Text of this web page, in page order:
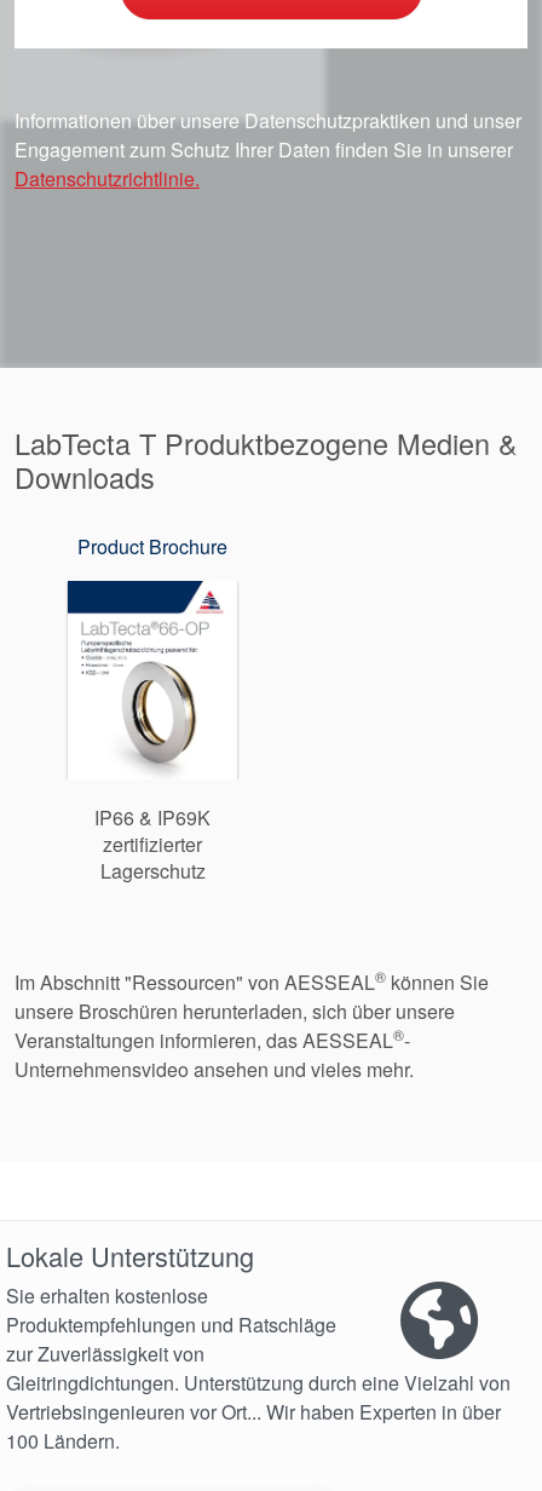
Informationen über unsere Datenschutzpraktiken und unser
Engagement zum Schutz Ihrer Daten finden Sie in unserer
Datenschutzrichtlinie.
LabTecta T Produktbezogene Medien &
Downloads
Product Brochure
IP66 & IP69K
zertifizierter
Lagerschutz
Im Abschnitt "Ressourcen" von AESSEAL® können Sie
unsere Broschüren herunterladen, sich über unsere
Veranstaltungen informieren, das AESSEAL®-
Unternehmensvideo ansehen und vieles mehr.
Lokale Unterstützung
Sie erhalten kostenlose
Produktempfehlungen und Ratschläge
zur Zuverlässigkeit von
Gleitringdichtungen. Unterstützung durch eine Vielzahl von
Vertriebsingenieuren vor Ort... Wir haben Experten in über
100 Ländern.